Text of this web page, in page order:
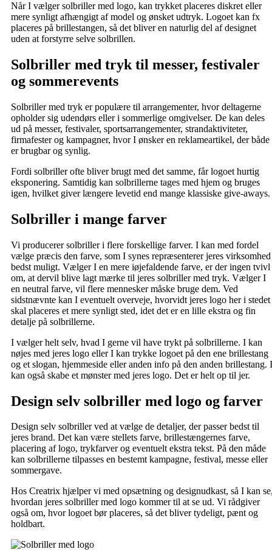
Når I vælger solbriller med logo, kan trykket placeres diskret eller
mere synligt afhængigt af model og ønsket udtryk. Logoet kan fx
placeres på brillestangen, så det bliver en naturlig del af designet
uden at forstyrre selve solbrillen.
Solbriller med tryk til messer, festivaler
og sommerevents
Solbriller med tryk er populære til arrangementer, hvor deltagerne
opholder sig udendørs eller i sommerlige omgivelser. De kan deles
ud på messer, festivaler, sportsarrangementer, strandaktiviteter,
firmafester og kampagner, hvor I ønsker en reklameartikel, der både
er brugbar og synlig.
Fordi solbriller ofte bliver brugt med det samme, får logoet hurtig
eksponering. Samtidig kan solbrillerne tages med hjem og bruges
igen, hvilket giver længere levetid end mange klassiske give-aways.
Solbriller i mange farver
Vi producerer solbriller i flere forskellige farver. I kan med fordel
vælge præcis den farve, som I synes repræsenterer jeres virksomhed
bedst muligt. Vælger I en mere iøjefaldende farve, er der ingen tvivl
om, at dervil blive lagt mærke til jeres solbriller med tryk. Vælger I
en neutral farve, vil flere mennesker måske bruge dem. Ved
sidstnævnte kan I eventuelt overveje, hvorvidt jeres logo her i stedet
skal placeres et mere synligt sted, idet det er en lille ekstra og fin
detalje på solbrillerne.
I vælger helt selv, hvad I gerne vil have trykt på solbrillerne. I kan
nøjes med jeres logo eller I kan trykke logoet på den ene brillestang
og et slogan, hjemmeside eller anden info på den anden brillestang. I
kan også skabe et mønster med jeres logo. Det er helt op til jer.
Design selv solbriller med logo og farver
Design selv solbriller ved at vælge de detaljer, der passer bedst til
jeres brand. Det kan være stellets farve, brillestængernes farve,
placering af logo, trykfarver og eventuelt ekstra tekst. På den måde
kan solbrillerne tilpasses en bestemt kampagne, festival, messe eller
sommergave.
Hos Creatrix hjælper vi med opsætning og designudkast, så I kan
hvordan jeres solbriller med logo kommer til at se ud. Vi rådgiver
også om, hvor logoet bør placeres, så det bliver tydeligt, pænt og
holdbart.